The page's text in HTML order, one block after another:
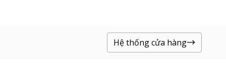
Hệ thống cửa hàng